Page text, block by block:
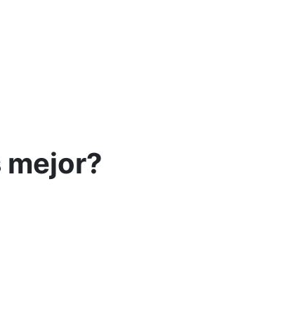
mejor?